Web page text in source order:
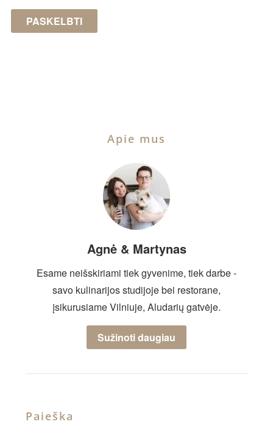
Apie mus
Agnė & Martynas
Esame neišskiriami tiek gyvenime, tiek darbe -
savo kulinarijos studijoje bei restorane,
įsikurusiame Vilniuje, Aludarių gatvėje.
Sužinoti daugiau
Paieška